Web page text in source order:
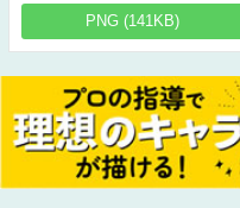
PNG (141KB)